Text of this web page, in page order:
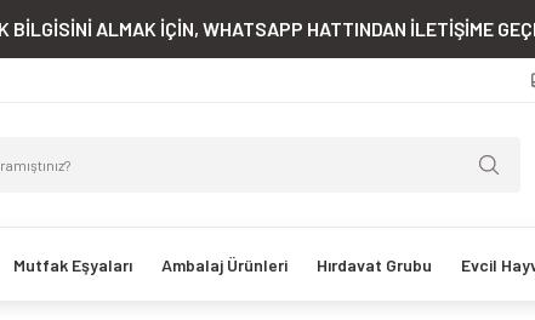
BİLGİSİNİ ALMAK İÇİN, WHATSAPP HATTINDAN İLETİŞİME
Mutfak Eşyaları Ambalaj Ürünleri Hırdavat Grubu Evcil